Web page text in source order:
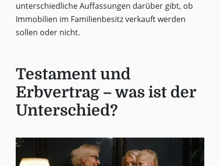
unterschiedliche Auffassungen darüber gibt, ob
Immobilien im Familienbesitz verkauft werden
sollen oder nicht.
Testament und
Erbvertrag – was ist der
Unterschied?